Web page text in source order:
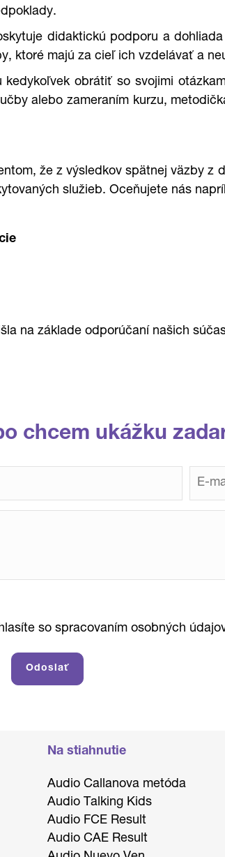
didaktickú podporu a
ktoré majú za cieľ ich vzdelávať a
obrátiť so svojimi
alebo zameraním kurzu,
že z výsledkov spätnej väzby z
služieb. Oceňujete nás
na základe odporúčaní našich
chcem ukážku
so spracovaním osobných
Na stiahnutie
Audio Callanova metóda
Audio Talking Kids
Audio FCE Result
Audio CAE Result